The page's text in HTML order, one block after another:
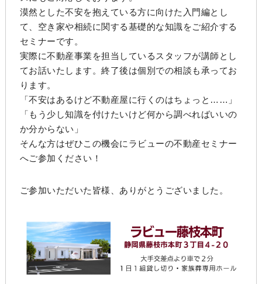
漠然とした不安を抱えている方に向けた入門編とし
て、空き家や相続に関する基礎的な知識をご紹介する
セミナーです。
実際に不動産事業を担当しているスタッフが講師とし
てお話いたします。終了後は個別での相談も承ってお
ります。
「不安はあるけど不動産屋に行くのはちょっと……」
「もう少し知識を付けたいけど何から調べればいいの
か分からない」
そんな方はぜひこの機会にラビューの不動産セミナー
へご参加ください！
ご参加いただいた皆様、ありがとうございました。